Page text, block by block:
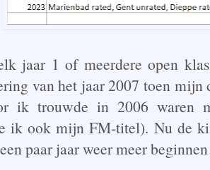
jaar 1 of meerdere open
van het jaar 2007 toen mijn
ik trouwde in 2006 waren
ik ook mijn FM-titel). Nu de
paar jaar weer meer